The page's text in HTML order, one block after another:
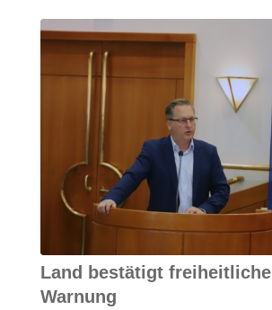
Land bestätigt freiheitliche
Warnung